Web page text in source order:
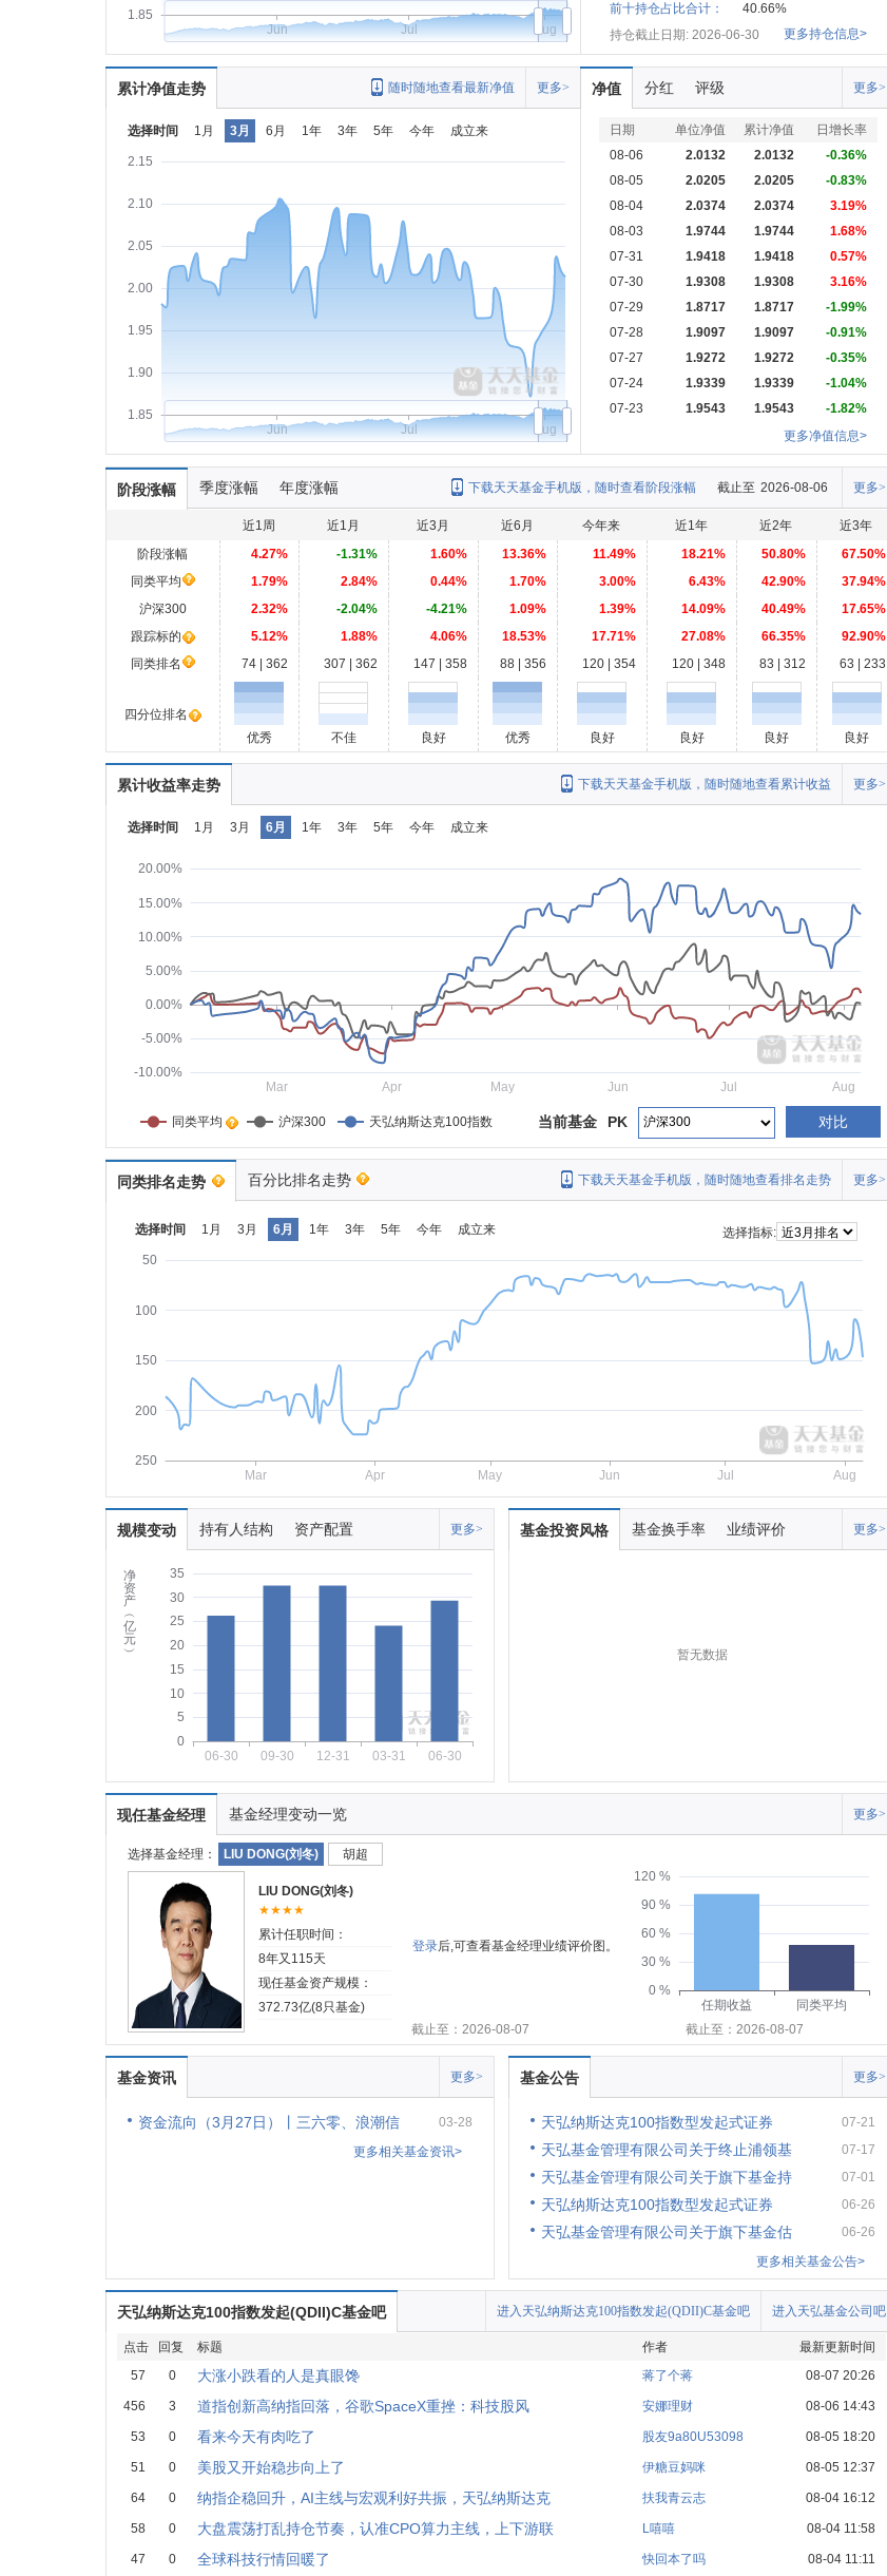
1.85
Jun Jul Aug
前十持仓占比合计：
40.66%
持仓截止日期: 2026-06-30
更多持仓信息>
累计净值走势 更多>
随时随地查看最新净值
选择时间 1月 3月 6月 1年 3年 5年 今年 成立来
1.85
1.90
1.95
2.00
2.05
2.10
2.15
Jun Jul Aug
净值 分红 评级 更多>
日期 单位净值 累计净值
日增长率
08-06
2.0132 2.0132
-0.36%
08-05
2.0205 2.0205
-0.83%
08-04
2.0374 2.0374
3.19%
08-03
1.9744 1.9744
1.68%
07-31
1.9418 1.9418
0.57%
07-30
1.9308 1.9308
3.16%
07-29
1.8717 1.8717
-1.99%
07-28
1.9097 1.9097
-0.91%
07-27
1.9272 1.9272
-0.35%
07-24
1.9339 1.9339
-1.04%
07-23
1.9543 1.9543
-1.82%
更多净值信息>
阶段涨幅 季度涨幅 年度涨幅 更多>
截止至 2026-08-06
下载天天基金手机版，随时查看阶段涨幅
近1周 近1月 近3月 近6月 今年来 近1年 近2年
近3年
阶段涨幅
4.27% -1.31% 1.60% 13.36% 11.49% 18.21% 50.80%
67.50%
同类平均
1.79% 2.84% 0.44% 1.70% 3.00% 6.43% 42.90%
37.94%
沪深300
2.32% -2.04% -4.21% 1.09% 1.39% 14.09% 40.49%
17.65%
跟踪标的
5.12% 1.88% 4.06% 18.53% 17.71% 27.08% 66.35%
92.90%
同类排名
74 | 362 307 | 362 147 | 358 88 | 356 120 | 354 120 | 348 83 | 312 63 | 233
四分位排名
优秀
不佳 良好 优秀 良好 良好 良好 良好
累计收益率走势 更多>
下载天天基金手机版，随时随地查看累计收益
选择时间 1月 3月 6月 1年 3年 5年 今年 成立来
-10.00%
-5.00%
0.00%
5.00%
10.00%
15.00%
20.00%
Mar Apr May Jun Jul Aug
同类平均 沪深300 天弘纳斯达克100指数 对比
PK
当前基金
同类排名走势 百分比排名走势 更多>
下载天天基金手机版，随时随地查看排名走势
选择时间 1月 3月 6月 1年 3年 5年 今年 成立来
选择指标:
50
100
150
200
250
Mar
Apr May Jun Jul Aug
规模变动 持有人结构 资产配置 更多>
净
资
产
︵
亿
元
︶
0
5
10
15
20
25
30
35
06-30 09-30 12-31 03-31 06-30
基金投资风格 基金换手率 业绩评价 更多>
暂无数据
现任基金经理 基金经理变动一览 更多>
选择基金经理： LIU DONG(刘冬) 胡超
LIU DONG(刘冬)
★★★★
累计任职时间：
8年又115天
现任基金资产规模：
372.73亿(8只基金)
登录后,可查看基金经理业绩评价图。
0 %
30 %
60 %
90 %
120 %
任期收益
同类平均
截止至：2026-08-07
截止至：2026-08-07
基金资讯 更多>
资金流向（3月27日）丨三六零、浪潮信
03-28
更多相关基金资讯>
基金公告 更多>
天弘纳斯达克100指数型发起式证券 07-21
天弘基金管理有限公司关于终止浦领基 07-17
天弘基金管理有限公司关于旗下基金持 07-01
天弘纳斯达克100指数型发起式证券 06-26
天弘基金管理有限公司关于旗下基金估
06-26
更多相关基金公告>
天弘纳斯达克100指数发起(QDII)C基金吧 进入天弘基金公司吧
进入天弘纳斯达克100指数发起(QDII)C基金吧
点击 回复 标题 作者
最新更新时间
57
0 大涨小跌看的人是真眼馋 蒋了个蒋 08-07 20:26
456 3 道指创新高纳指回落，谷歌SpaceX重挫：科技股风 安娜理财 08-06 14:43
53 0 看来今天有肉吃了 股友9a80U53098 08-05 18:20
51 0 美股又开始稳步向上了 伊糖豆妈咪 08-05 12:37
64 0 纳指企稳回升，AI主线与宏观利好共振，天弘纳斯达克 扶我青云志 08-04 16:12
58 0 大盘震荡打乱持仓节奏，认准CPO算力主线，上下游联 L嘻嘻 08-04 11:58
47 0 全球科技行情回暖了 快回本了吗 08-04 11:11